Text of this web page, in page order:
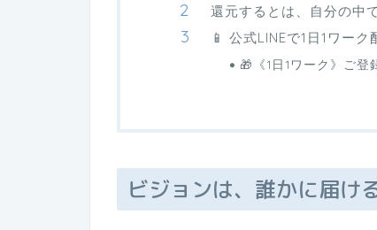
還元するとは、自分の中
📱 公式LINEで1日1ワーク
🎁《1日1ワーク》ご登
ビジョンは、誰かに届け